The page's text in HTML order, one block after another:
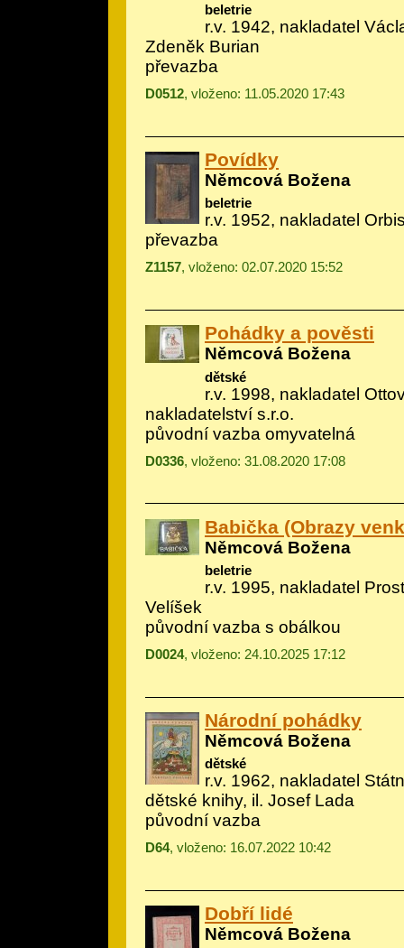
beletrie
r.v. 1942, nakladatel
Zdeněk Burian
převazba
D0512, vloženo: 11.05.2020 17:43
Povídky
Němcová Božena
beletrie
r.v. 1952, nakladatel
převazba
Z1157, vloženo: 02.07.2020 15:52
Pohádky a pověsti
Němcová Božena
dětské
r.v. 1998, nakladatel
nakladatelství s.r.o.
původní vazba omyvatelná
D0336, vloženo: 31.08.2020 17:08
Babička (Obrazy
Němcová Božena
beletrie
r.v. 1995, nakladatel
Velíšek
původní vazba s obálkou
D0024, vloženo: 24.10.2025 17:12
Národní pohádky
Němcová Božena
dětské
r.v. 1962, nakladatel
dětské knihy, il. Josef Lada
původní vazba
D64, vloženo: 16.07.2022 10:42
Dobří lidé
Němcová Božena